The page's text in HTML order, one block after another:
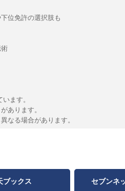
位免許の選択肢も
ます。
あります。
なる場合があります。
ブックス セブンネ